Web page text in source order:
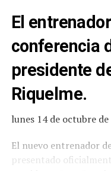
El
conferencia
presidente
Riquelme.
lunes 14 de octubre
El nuevo entrenador
presentado